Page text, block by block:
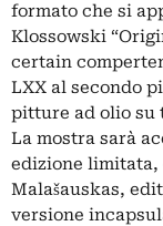
formato che si
Klossowski
certain
LXX al secondo
pitture ad olio su
La mostra sarà
edizione
Malašauskas,
versione